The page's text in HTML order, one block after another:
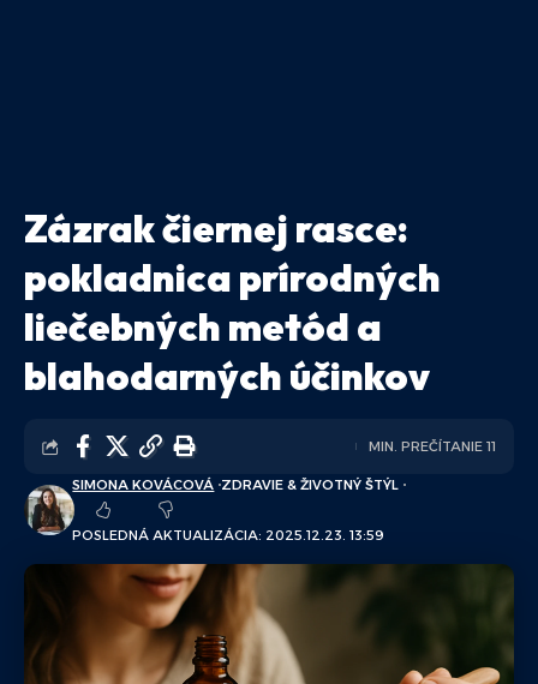
Zázrak čiernej rasce:
pokladnica prírodných
liečebných metód a
blahodarných účinkov
POSLEDNÁ AKTUALIZÁCIA: 2025.12.23. 13:59
SIMONA KOVÁCOVÁ ZDRAVIE & ŽIVOTNÝ ŠTÝL
MIN. PREČÍTANIE 11